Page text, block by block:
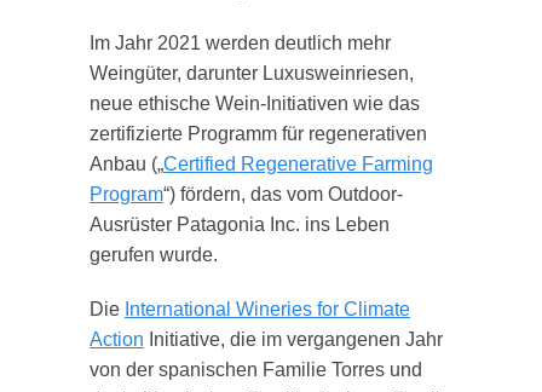
Im Jahr 2021 werden deutlich mehr
Weingüter, darunter Luxusweinriesen,
neue ethische Wein-Initiativen wie das
zertifizierte Programm für regenerativen
Anbau („Certified Regenerative Farming
Program“) fördern, das vom Outdoor-
Ausrüster Patagonia Inc. ins Leben
gerufen wurde.
Die International Wineries for Climate
Action Initiative, die im vergangenen Jahr
von der spanischen Familie Torres und